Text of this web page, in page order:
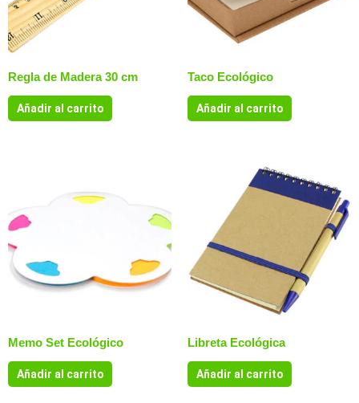
Regla de Madera 30 cm
Añadir al carrito
Taco Ecológico
Añadir al carrito
Memo Set Ecológico
Añadir al carrito
Libreta Ecológica
Añadir al carrito